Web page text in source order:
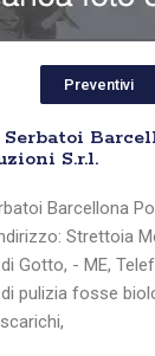
Preventivi
S.r.l.
Barcellona
Strettoia
Gotto, - ME,
pulizia fosse